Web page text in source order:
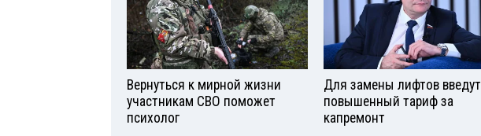
Вернуться к мирной жизни
участникам СВО поможет
психолог
Для замены лифтов введут
повышенный тариф за
капремонт